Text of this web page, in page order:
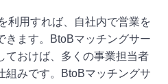
利用すれば、自社内で営業を
きます。BtoBマッチングサー
ておけば、多くの事業担当者
組みです。BtoBマッチングサ